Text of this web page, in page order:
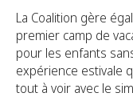
La Coalition gère
premier camp de
pour les enfants
expérience estivale
tout à voir avec le